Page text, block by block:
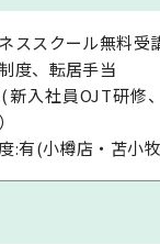
ススクール無料受
度、転居手当
(新入社員OJT研修
:有(小樽店・苫小